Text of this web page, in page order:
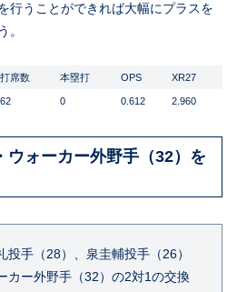
行うことができれば大幅にプラスを
。
打席数 本塁打 OPS XR27
62 0 0.612 2.960
ウォーカー外野手（32）を
手（28）、泉圭輔投手（26）
カー外野手（32）の2対1の交換